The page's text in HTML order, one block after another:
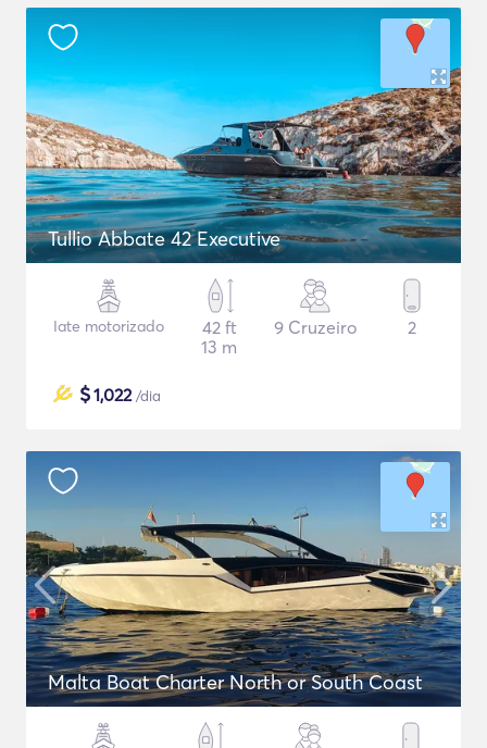
Tullio Abbate 42 Executive
Iate motorizado
42 ft
13 m
9 Cruzeiro 2
$1,022/dia
Malta Boat Charter North or South Coast